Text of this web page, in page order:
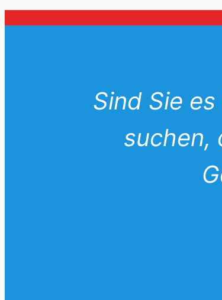
Sind Sie
suchen,